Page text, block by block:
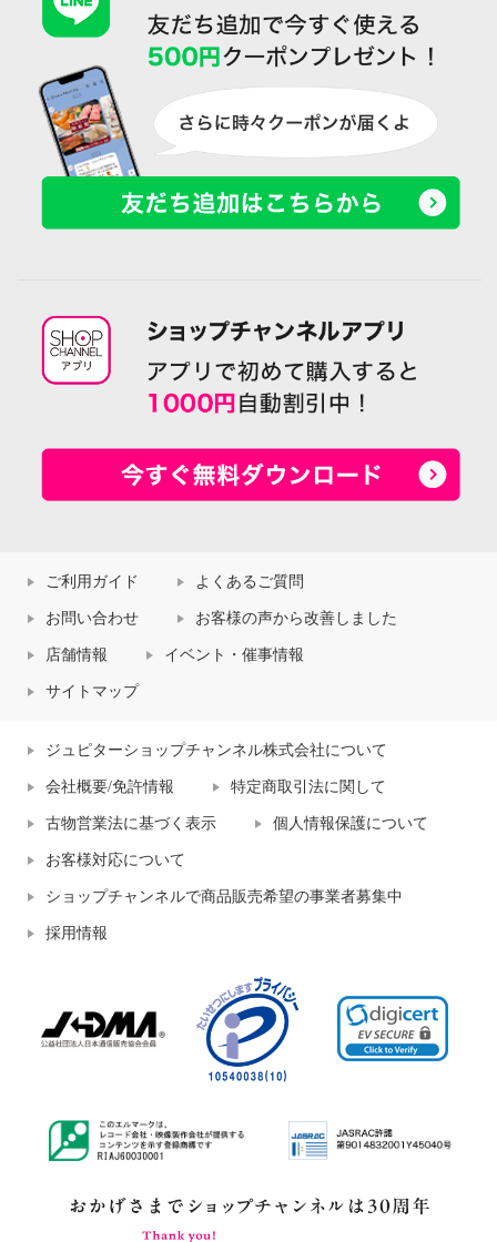
ご利用ガイド よくあるご質問
お問い合わせ お客様の声から改善しました
店舗情報 イベント・催事情報
サイトマップ
ジュピターショップチャンネル株式会社について
会社概要/免許情報 特定商取引法に関して
古物営業法に基づく表示 個人情報保護について
お客様対応について
ショップチャンネルで商品販売希望の事業者募集中
採用情報